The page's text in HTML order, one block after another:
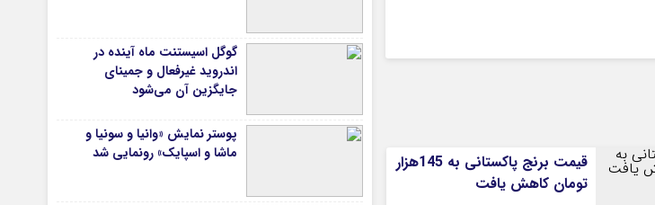
قیمت برنج پاکستانی به 145هزار
تومان کاهش یافت
گوگل اسیستنت ماه آینده در
اندروید غیرفعال و جمینای
جایگزین آن می‌شود
پوستر نمایش «وانیا و سونیا و
ماشا و اسپایک» رونمایی شد